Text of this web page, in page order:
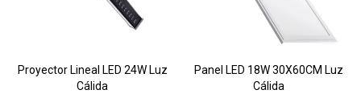
Proyector Lineal LED 24W Luz
Cálida
Panel LED 18W 30X60CM Luz
Cálida